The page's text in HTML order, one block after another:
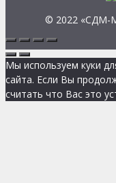
© 2022 «СДМ-
Мы используем куки
сайта. Если Вы
считать что Вас это